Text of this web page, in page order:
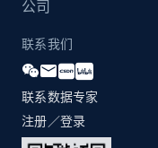
公司
联系我们
联系数据专家
注册／登录